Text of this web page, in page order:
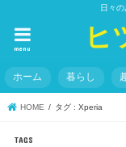
日々
ヒ
menu
ホーム 暮らし
HOME タグ : Xperia